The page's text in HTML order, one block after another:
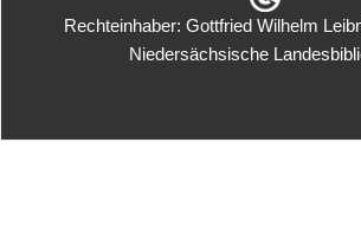
Rechteinhaber: Gottfried Wilhelm
Niedersächsische